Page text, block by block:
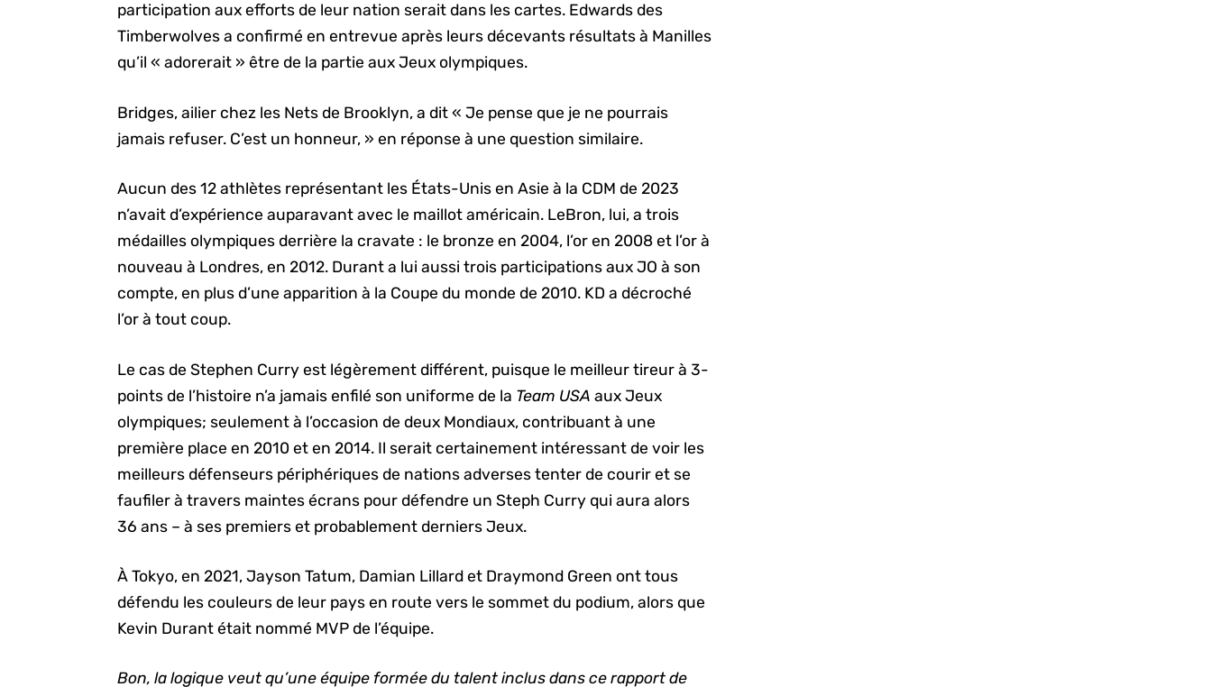
participation aux efforts de leur nation serait dans les cartes. Edwards des
Timberwolves a confirmé en entrevue après leurs décevants résultats à Manilles
qu’il « adorerait » être de la partie aux Jeux olympiques.
Bridges, ailier chez les Nets de Brooklyn, a dit « Je pense que je ne pourrais
jamais refuser. C’est un honneur, » en réponse à une question similaire.
Aucun des 12 athlètes représentant les États-Unis en Asie à la CDM de 2023
n’avait d’expérience auparavant avec le maillot américain. LeBron, lui, a trois
médailles olympiques derrière la cravate : le bronze en 2004, l’or en 2008 et l’or à
nouveau à Londres, en 2012. Durant a lui aussi trois participations aux JO à son
compte, en plus d’une apparition à la Coupe du monde de 2010. KD a décroché
l’or à tout coup.
Le cas de Stephen Curry est légèrement différent, puisque le meilleur tireur à 3-
points de l’histoire n’a jamais enfilé son uniforme de la Team USA aux Jeux
olympiques; seulement à l’occasion de deux Mondiaux, contribuant à une
première place en 2010 et en 2014. Il serait certainement intéressant de voir les
meilleurs défenseurs périphériques de nations adverses tenter de courir et se
faufiler à travers maintes écrans pour défendre un Steph Curry qui aura alors
36 ans – à ses premiers et probablement derniers Jeux.
À Tokyo, en 2021, Jayson Tatum, Damian Lillard et Draymond Green ont tous
défendu les couleurs de leur pays en route vers le sommet du podium, alors que
Kevin Durant était nommé MVP de l’équipe.
Bon, la logique veut qu’une équipe formée du talent inclus dans ce rapport de